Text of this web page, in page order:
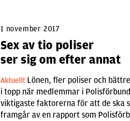
1 november 2017
Sex av tio poliser
ser sig om efter annat
Aktuellt Lönen, fler poliser och
i topp när medlemmar i
viktigaste faktorerna för att de ska
framgår av en rapport som